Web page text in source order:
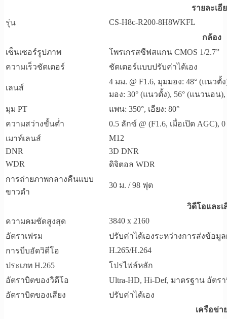
รายละเอี
รุ่น
CS-H8c-R200-8H8WKFL
กล้อง
เซ็นเซอร์รูปภาพ
โพรเกรสซีฟสแกน CMOS 1/2.7”
ความเร็วชัตเตอร์
ชัตเตอร์แบบปรับค่าได้เอง
เลนส์
4 มม. @ F1.6, มุมมอง: 48° (แนวตั้
มอง: 30° (แนวตั้ง), 56° (แนวนอน
มุม PT
แพน: 350°, เอียง: 80°
ความสว่างขั้นต่ำ
0.5 ลักซ์ @ (F1.6, เมื่อเปิด
เมาท์เลนส์
M12
DNR
3D DNR
WDR
ดิจิตอล WDR
การถ่ายภาพกลางคืนแบบ
ขาวดำ
30 ม. / 98 ฟุต
วิดีโอและเ
ความคมชัดสูงสุด
3840 x 2160
อัตราเฟรม
ปรับค่าได้เองระหว่างการส่งข้อมู
การบีบอัดวิดีโอ
H.265/H.264
ประเภท H.265
โปรไฟล์หลัก
อัตราบิตของวิดีโอ
Ultra-HD, Hi-Def, มาตรฐาน อัต
อัตราบิตของเสียง
ปรับค่าได้เอง
เครือข่า